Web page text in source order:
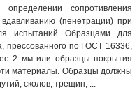
сопротивления
(пенетрации) при
Образцами для
по ГОСТ 16336,
2 мм или образцы покрытия
материалы. Образцы должны
сколов, трещин, ...